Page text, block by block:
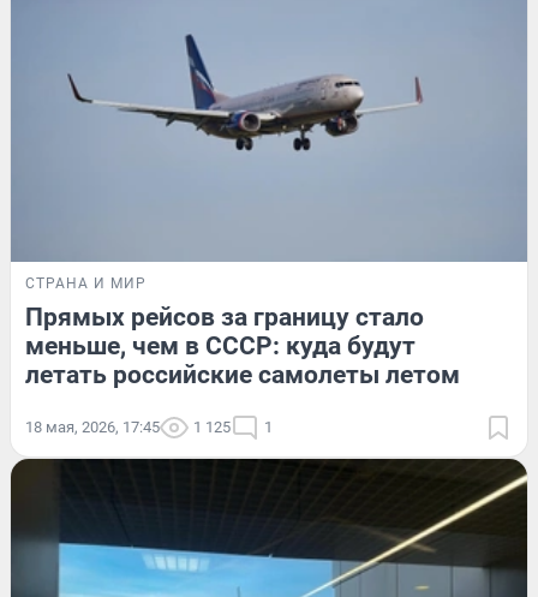
СТРАНА И МИР
Прямых рейсов за границу стало
меньше, чем в СССР: куда будут
летать российские самолеты летом
18 мая, 2026, 17:45 1 125 1